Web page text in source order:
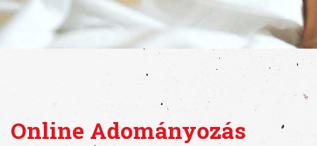
Online Adományozás